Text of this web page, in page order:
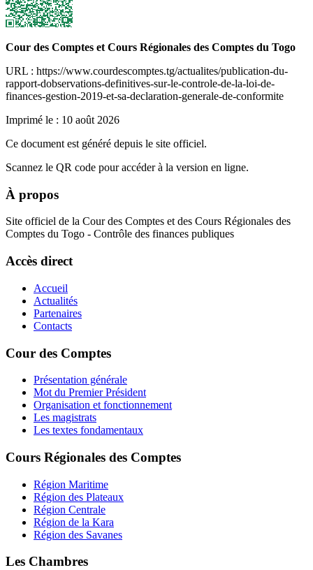
Cour des Comptes et Cours Régionales des Comptes du Togo
URL : https://www.courdescomptes.tg/actualites/publication-du-
rapport-dobservations-definitives-sur-le-controle-de-la-loi-de-
finances-gestion-2019-et-sa-declaration-generale-de-conformite
Imprimé le : 10 août 2026
Ce document est généré depuis le site officiel.
Scannez le QR code pour accéder à la version en ligne.
À propos
Site officiel de la Cour des Comptes et des Cours Régionales des
Comptes du Togo - Contrôle des finances publiques
Accès direct
Accueil
Actualités
Partenaires
Contacts
Cour des Comptes
Présentation générale
Mot du Premier Président
Organisation et fonctionnement
Les magistrats
Les textes fondamentaux
Cours Régionales des Comptes
Région Maritime
Région des Plateaux
Région Centrale
Région de la Kara
Région des Savanes
Les Chambres